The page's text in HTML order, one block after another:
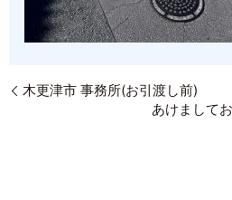
木更津市 事務所(お引渡し前)
あけまして